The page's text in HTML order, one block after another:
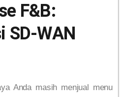
F&B:
SD-WAN
Anda masih menjual menu